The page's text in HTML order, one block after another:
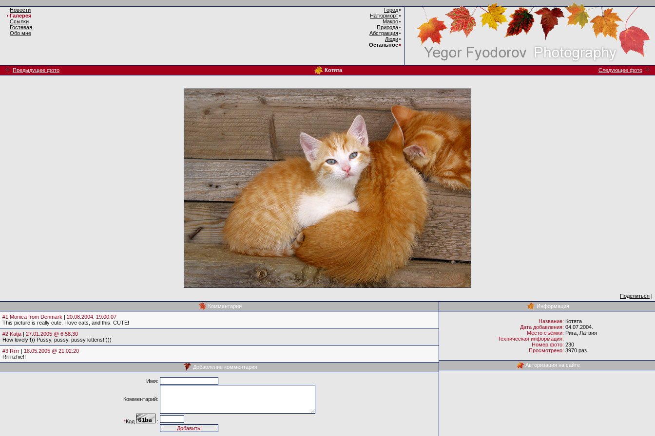
Новости
Галерея
Ссылки
Гостевая
Обо мне
Город
Натюрморт
Макро
Природа
Абстракция
Люди
Остальное
Предыдущее фото Котята Следующее фото
Поделиться |
Комментарии
Информация
#1 Monica from Denmark | 20.08.2004. 19:00:07
This picture is really cute. I love cats, and this. CUTE!
#2 Katja | 27.01.2005 @ 6:58:30
How lovely!!)) Pussy, pussy, pussy kittens!!)))
#3 Rrrr | 18.05.2005 @ 21:02:20
Rrrrizhie!!
Добавление комментария
Имя:
Комментарий:
*Код :
Название: Котята
Дата добавления: 04.07.2004.
Место съёмки: Рига, Латвия
Техническая информация:
Номер фото: 230
Просмотрено: 3970 раз
Авторизация на сайте